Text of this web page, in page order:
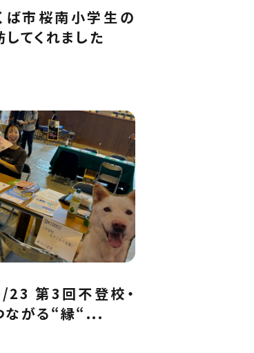
ば市桜南小学生の
てくれました
23 第3回不登校・
ながる“縁“...